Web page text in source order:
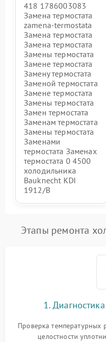
418 1786003083
Замена термостата
zamena-termostata
Замена термостата
Замена термостата
Замены термостата
Замене термостата
Замену термостата
Заменой термостата
Замене термостата
Замены термостата
Замен термостата
Заменам термостата
Замены термостата
Заменами
термостата Заменах
термостата 0 4500
холодильника
Bauknecht KDI
1912/B
Этапы ремонта
1.
Проверка температурных
целостности